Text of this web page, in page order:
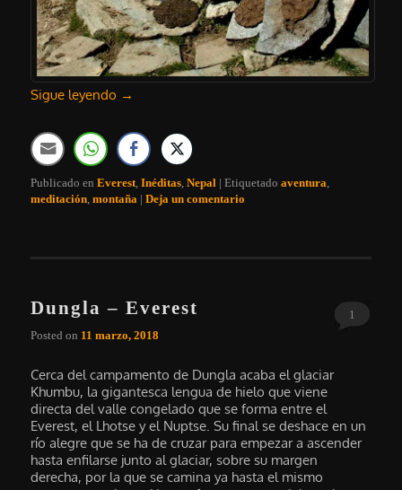
Sigue leyendo →
Publicado en Everest,Inéditas,Nepal |Etiquetado aventura,
meditación,montaña |Deja un comentario
Dungla – Everest
Posted on 11 marzo, 2018
1
Cerca del campamento de Dungla acaba el glaciar
Khumbu, la gigantesca lengua de hielo que viene
directa del valle congelado que se forma entre el
Everest, el Lhotse y el Nuptse. Su final se deshace en un
río alegre que se ha de cruzar para empezar a ascender
hasta enfilarse junto al glaciar, sobre su margen
derecha, por la que se camina ya hasta el mismo